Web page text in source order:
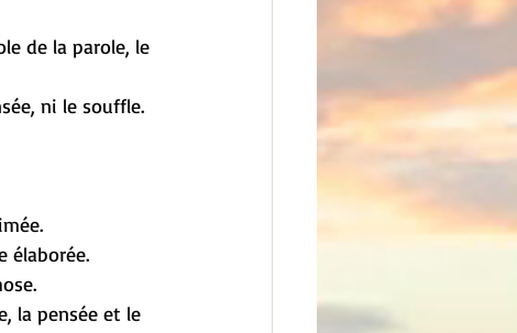
de la parole, le
ni le souffle.
élaborée.
la pensée et le